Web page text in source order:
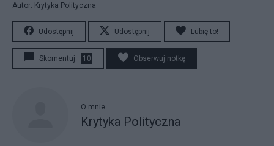
Autor: Krytyka Polityczna
Udostępnij Udostępnij Lubię to!
Skomentuj 10 Obserwuj notkę
O mnie
Krytyka Polityczna